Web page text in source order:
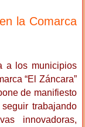
la Comarca
a los municipios
“El Záncara”
de manifiesto
trabajando
innovadoras,